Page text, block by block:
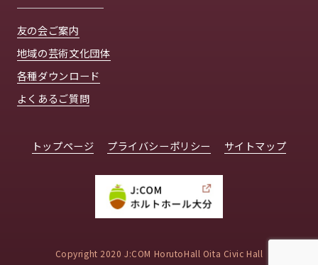
友の会ご案内
地域の芸術文化団体
各種ダウンロード
よくあるご質問
トップページ プライバシーポリシー サイトマップ
Copyright 2020 J:COM HorutoHall Oita Civic Hall